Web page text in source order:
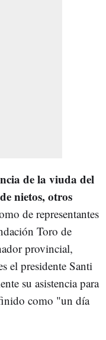
de la viuda del
nietos, otros
de representantes
Toro de
provincial,
el presidente Santi
su asistencia para
como "un día